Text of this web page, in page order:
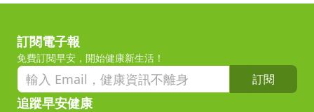
訂閱電子報
免費訂閱早安，開始健康新生活！
訂閱
追蹤早安健康